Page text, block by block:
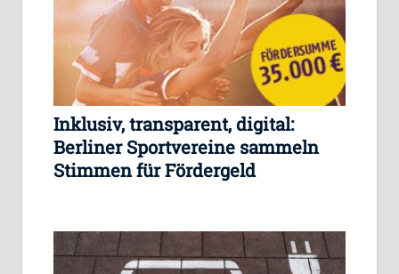
Inklusiv, transparent, digital:
Berliner Sportvereine sammeln
Stimmen für Fördergeld